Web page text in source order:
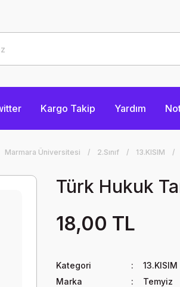
Kargo Takip Yardım
Marmara Üniversitesi 2.Sınıf 13.KISIM
Türk Hukuk
18,00 TL
Kategori
13.KISIM
Marka
Temyiz